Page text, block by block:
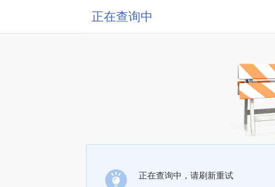
正在查询中
正在查询中，请刷新重试